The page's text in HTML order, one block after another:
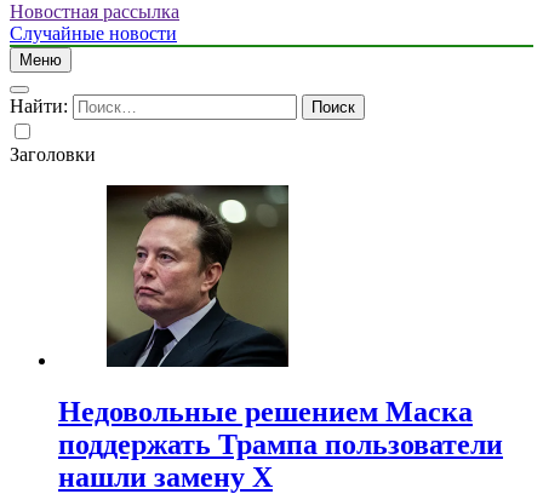
Новостная рассылка
Случайные новости
Меню
Найти:
Заголовки
Недовольные решением Маска
поддержать Трампа пользователи
нашли замену X